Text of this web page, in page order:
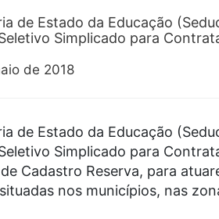
de Estado da Educação
Simplicado para
de 2018
de Estado da Educação
Simplicado para
Cadastro Reserva, para
nos municípios, nas